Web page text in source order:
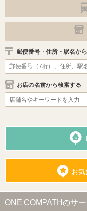
郵便番号・住所・駅名か
お店の名前から検索する
お気
ONE COMPATHのサー